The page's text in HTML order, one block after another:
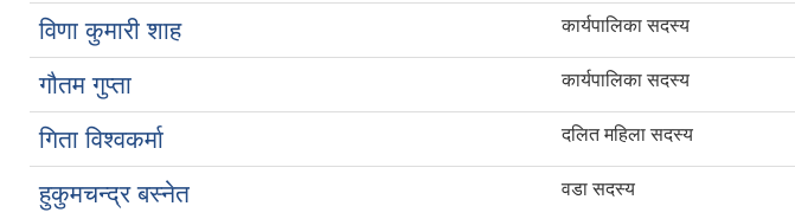
विणा कुमारी शाह कार्यपालिका सदस्य
गौतम गुप्ता कार्यपालिका सदस्य
गिता विश्वकर्मा दलित महिला सदस्य
हुकुमचन्द्र बस्नेत वडा सदस्य